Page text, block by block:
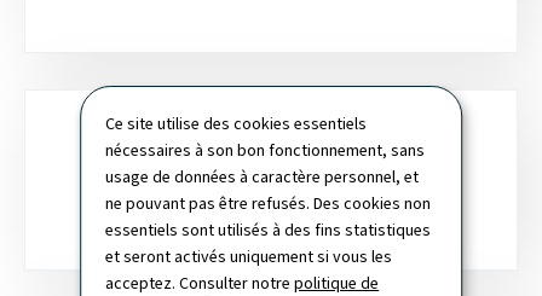
Ce site utilise des cookies essentiels
nécessaires à son bon fonctionnement, sans
usage de données à caractère personnel, et
ne pouvant pas être refusés. Des cookies non
essentiels sont utilisés à des fins statistiques
et seront activés uniquement si vous les
acceptez. Consulter notrepolitique de
MESURES OBLIGATOIRES